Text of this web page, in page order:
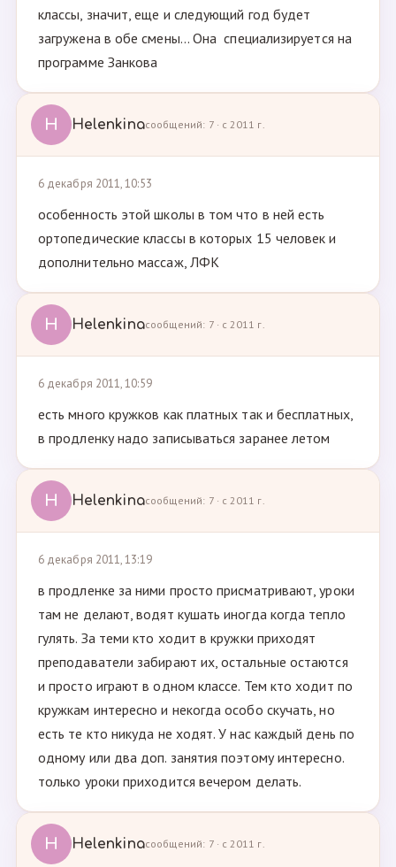
классы, значит, еще и следующий год будет
загружена в обе смены... Она специализируется на
программе Занкова
H Helenkinaсообщений: 7 · с 2011 г.
6 декабря 2011, 10:53
особенность этой школы в том что в ней есть
ортопедические классы в которых 15 человек и
дополнительно массаж, ЛФК
H Helenkinaсообщений: 7 · с 2011 г.
6 декабря 2011, 10:59
есть много кружков как платных так и бесплатных,
в продленку надо записываться заранее летом
H Helenkinaсообщений: 7 · с 2011 г.
6 декабря 2011, 13:19
в продленке за ними просто присматривают, уроки
там не делают, водят кушать иногда когда тепло
гулять. За теми кто ходит в кружки приходят
преподаватели забирают их, остальные остаются
и просто играют в одном классе. Тем кто ходит по
кружкам интересно и некогда особо скучать, но
есть те кто никуда не ходят. У нас каждый день по
одному или два доп. занятия поэтому интересно.
только уроки приходится вечером делать.
H Helenkinaсообщений: 7 · с 2011 г.